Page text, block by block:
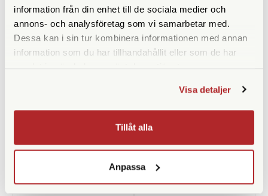
information från din enhet till de sociala medier och
annons- och analysföretag som vi samarbetar med.
Dessa kan i sin tur kombinera informationen med annan
information som du har tillhandahållit eller som de har
Visa detaljer
Tillåt alla
Anpassa
Manfrotto 119 Adapter
89 SEK
Manfrotto R002,23
Finns i lager
109 SEK